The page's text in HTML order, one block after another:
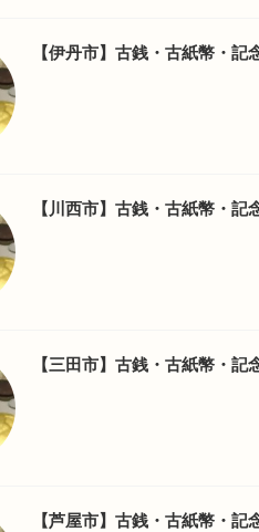
【伊丹市】古銭・古紙幣・
【川西市】古銭・古紙幣・
【三田市】古銭・古紙幣・
【芦屋市】古銭・古紙幣・